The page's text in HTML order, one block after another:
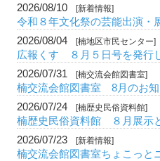
2026/08/10 [新着情報]
令和８年文化祭の芸能出演・
2026/08/04
[楠地区市民センター]
広報くす ８月５日号を発行
2026/07/31
[楠交流会館図書室]
楠交流会館図書室 8月のお
2026/07/24
[楠歴史民俗資料館]
楠歴史民俗資料館 ８月展示
2026/07/23
[新着情報]
楠交流会館図書室ちょこっ